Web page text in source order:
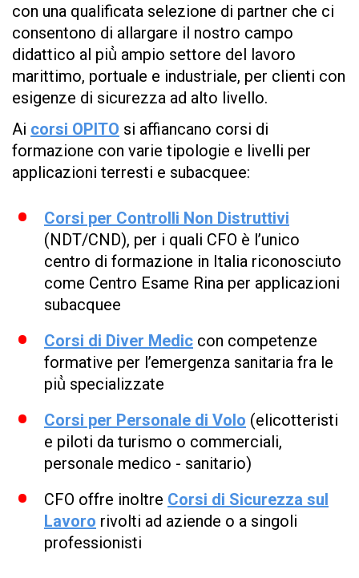
con una qualificata selezione di partner che ci
consentono di allargare il nostro campo
didattico al più̀ ampio settore del lavoro
marittimo, portuale e industriale, per clienti con
esigenze di sicurezza ad alto livello.
Ai corsi OPITO si affiancano corsi di
formazione con varie tipologie e livelli per
applicazioni terresti e subacquee:
Corsi per Controlli Non Distruttivi
(NDT/CND), per i quali CFO è l’unico
centro di formazione in Italia riconosciuto
come Centro Esame Rina per applicazioni
subacquee
Corsi di Diver Medic con competenze
formative per l’emergenza sanitaria fra le
più̀ specializzate
Corsi per Personale di Volo (elicotteristi
e piloti da turismo o commerciali,
personale medico - sanitario)
CFO offre inoltre Corsi di Sicurezza sul
Lavoro rivolti ad aziende o a singoli
professionisti